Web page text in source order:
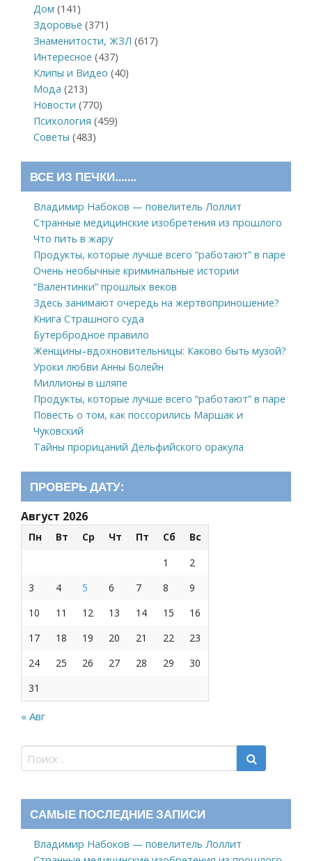
Дом (141)
Здоровье (371)
Знаменитости, ЖЗЛ (617)
Интересное (437)
Клипы и Видео (40)
Мода (213)
Новости (770)
Психология (459)
Советы (483)
ВСЕ ИЗ ПЕЧКИ…….
Владимир Набоков — повелитель Лоллит
Странные медицинские изобретения из прошлого
Что пить в жару
Продукты, которые лучше всего “работают” в паре
Очень необычные криминальные истории
“Валентинки” прошлых веков
Здесь занимают очередь на жертвоприношение?
Книга Страшного суда
Бутербродное правило
Женщины–вдохновительницы: Каково быть музой?
Уроки любви Анны Болейн
Миллионы в шляпе
Продукты, которые лучше всего “работают” в паре
Повесть о том, как поссорились Маршак и
Чуковский
Тайны прорицаний Дельфийского оракула
ПРОВЕРЬ ДАТУ:
Август 2026
Пн Вт Ср Чт Пт Сб
Вс
1
2
3
4 5 6 7 8
9
10
11 12 13 14 15
16
17
18 19 20 21 22
23
24
25 26 27 28 29
30
31
« Авг
САМЫЕ ПОСЛЕДНИЕ ЗАПИСИ
Владимир Набоков — повелитель Лоллит